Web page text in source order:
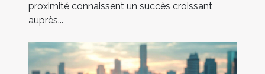
proximité connaissent un succès croissant
auprès...